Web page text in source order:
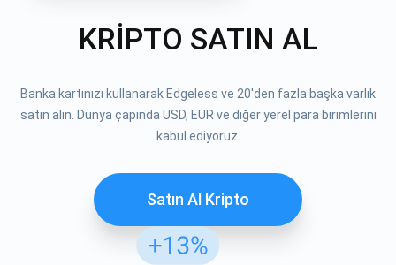
KRİPTO SATIN AL
Banka kartınızı kullanarak Edgeless ve 20'den fazla başka varlık
satın alın. Dünya çapında USD, EUR ve diğer yerel para birimlerini
kabul ediyoruz.
Satın Al Kripto